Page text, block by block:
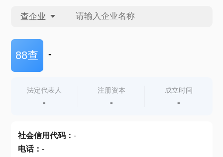
查企业
查企业
查产地
88查 -
法定代表人
-
注册资本
-
成立时间
-
社会信用代码： -
电话： -